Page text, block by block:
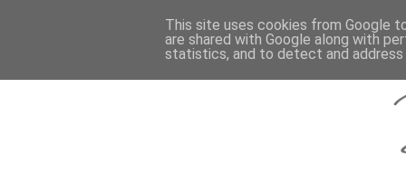
This site uses cookies from Google
are shared with Google along with
statistics, and to detect and address